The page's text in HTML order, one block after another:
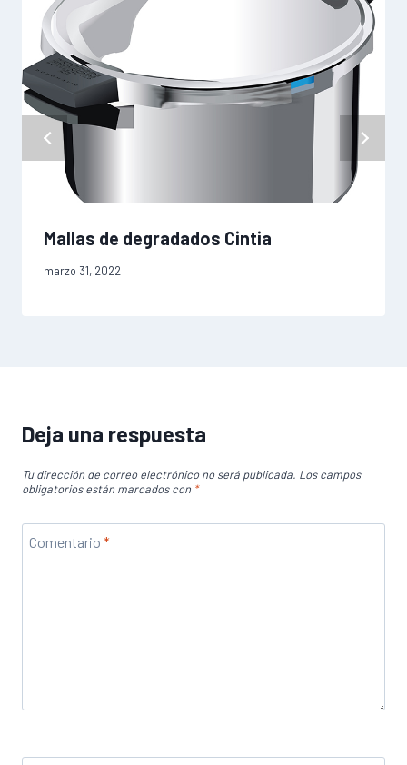
Mallas de degradados Cintia
marzo 31, 2022
Deja una respuesta
Tu dirección de correo electrónico no será publicada. Los campos
obligatorios están marcados con *
Comentario *